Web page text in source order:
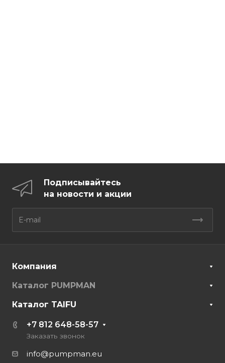
Подписывайтесь
на новости и акции
Компания
Каталог PUMPMAN
Каталог TAIFU
+7 812 648-58-57
Заказать звонок
info@pumpman.eu